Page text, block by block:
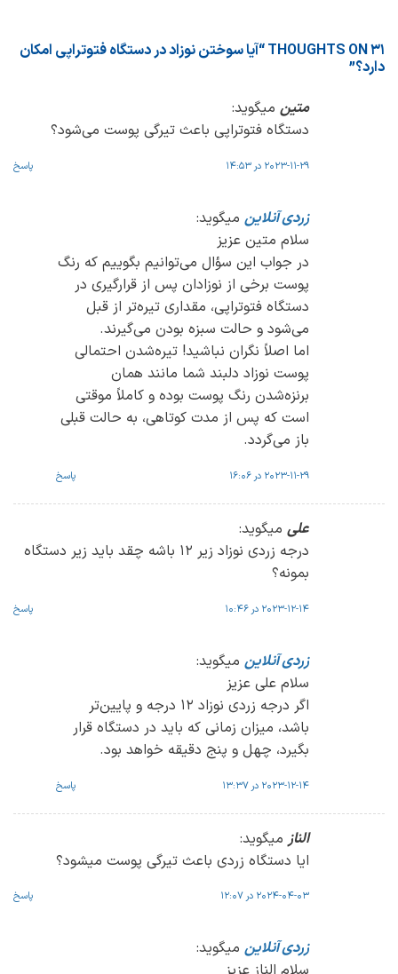
31 THOUGHTS ON “ آیا سوختن نوزاد در دستگاه فتوتراپی امکان
دارد؟”
متین میگوید:
دستگاه فتوتراپی باعث تیرگی پوست می‌شود؟
2023-11-29 در 14:53 پاسخ
زردی آنلاین میگوید:
سلام متین عزیز
در جواب این سؤال می‌توانیم بگوییم که رنگ
پوست برخی از نوزادان پس از قرارگیری در
دستگاه فتوتراپی، مقداری تیره‌تر از قبل
می‌شود و حالت سبزه بودن می‌گیرند.
اما اصلاً نگران نباشید! تیره‌شدن احتمالی
پوست نوزاد دلبند شما مانند همان
برنزه‌شدن رنگ پوست بوده و کاملاً موقتی
است که پس از مدت کوتاهی، به حالت قبلی
باز می‌گردد.
2023-11-29 در 16:06 پاسخ
علی میگوید:
درجه زردی نوزاد زیر 12 باشه چقد باید زیر دستگاه
بمونه؟
2023-12-14 در 10:46 پاسخ
زردی آنلاین میگوید:
سلام علی عزیز
اگر درجه زردی نوزاد 12 درجه و پایین‌تر
باشد، میزان زمانی که باید در دستگاه قرار
بگیرد، چهل و پنج دقیقه خواهد بود.
2023-12-14 در 13:37 پاسخ
الناز میگوید:
ایا دستگاه زردی باعث تیرگی پوست میشود؟
2024-04-03 در 12:07 پاسخ
زردی آنلاین میگوید: